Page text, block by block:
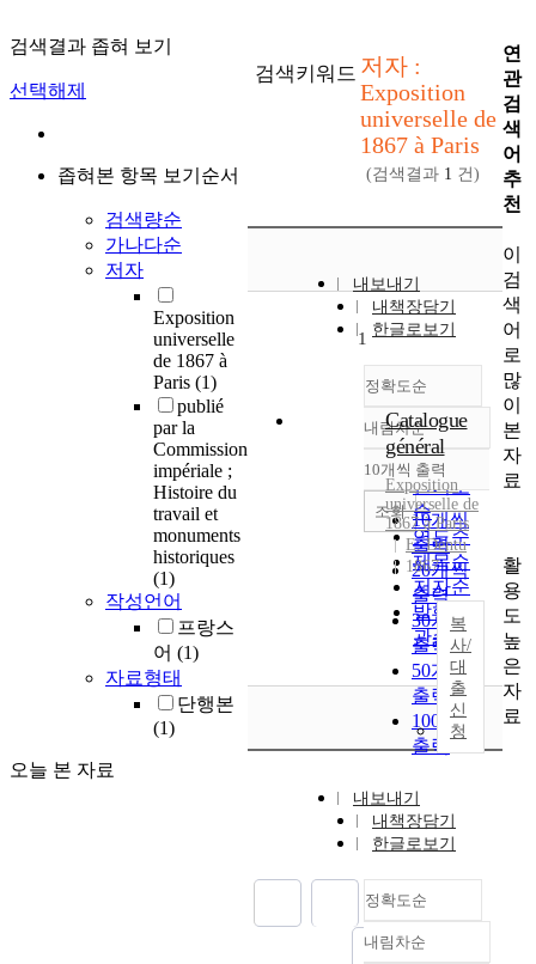
검색결과 좁혀 보기
선택해제
좁혀본 항목 보기순서
검색량순
가나다순
저자
Exposition
universelle
de 1867 à
Paris (1)
publié
par la
Commission
impériale ;
Histoire du
travail et
monuments
historiques
(1)
작성언어
프랑스
어 (1)
자료형태
단행본
(1)
오늘 본 자료
검색키워드 저자 :
Exposition
universelle de
1867 à Paris
(검색결과 1 건)
내보내기
내책장담기
한글로보기
정확도순
정확도
순
인기도
순
연도순
제목순
저자순
발행기
관순
내림차순
내림차순
10개씩 출력
10개씩
출력
20개씩
출력
30개씩
출력
50개씩
출력
100개씩
출력
조회
1
Catalogue
général
Exposition
universelle de
1867 à Paris
E. Dentu
1867
복
사/
대
출
신
청
내보내기
내책장담기
한글로보기
정확도순
정확도
내림차순
연
관
검
색
어
추
천
이
검
색
어
로
많
이
본
자
료
활
용
도
높
은
자
료